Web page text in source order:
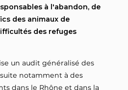
à l'abandon, de
des animaux de
des refuges
un audit généralisé des
notamment à des
dans le Rhône et dans la